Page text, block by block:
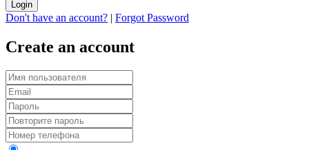
Login
Don't have an account? | Forgot Password
Create an account